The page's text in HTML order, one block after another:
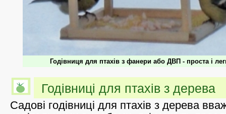
Годівниця для птахів з фанери або ДВП - проста і
Годівниці для птахів з дерева
Садові годівниці для птахів з дерева